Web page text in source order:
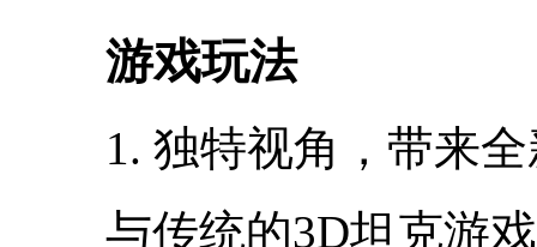
游戏玩法
1. 独特视角，带来
与传统的3D坦克游